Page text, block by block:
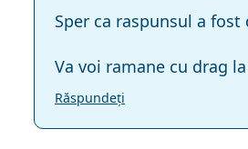
Sper ca raspunsul a fost
Va voi ramane cu drag
Răspundeți